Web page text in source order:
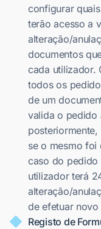
configurar
terão acesso a
alteração/
documentos
cada utilizador.
todos os
de um
valida o pedido
se o mesmo foi
caso do
utilizador terá
alteração/
de efetuar
Registo de